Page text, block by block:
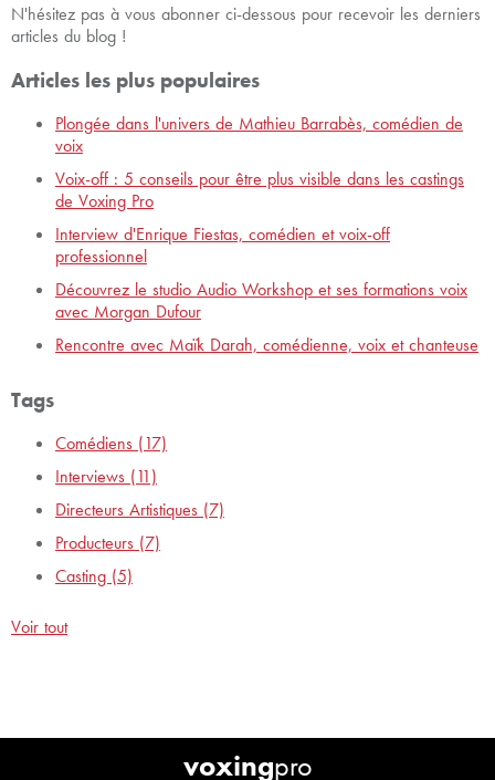
N'hésitez pas à vous abonner ci-dessous pour recevoir les derniers
articles du blog !
Articles les plus populaires
Plongée dans l'univers de Mathieu Barrabès, comédien de
voix
Voix-off : 5 conseils pour être plus visible dans les castings
de Voxing Pro
Interview d'Enrique Fiestas, comédien et voix-off
professionnel
Découvrez le studio Audio Workshop et ses formations voix
avec Morgan Dufour
Rencontre avec Maïk Darah, comédienne, voix et chanteuse
Tags
Comédiens (17)
Interviews (11)
Directeurs Artistiques (7)
Producteurs (7)
Casting (5)
Voir tout
voxingpro